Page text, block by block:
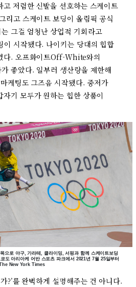
고 저렴한 신발을 선호하는 스케이트
리고 스케이트 보딩이 올림픽 공식
그걸 엄청난 상업적 기회라고
이 시작됐다. 나이키는 당대의 힙합
다. 오프화이트Off-White와의
좋았다. 일부러 생산량을 제한해
케팅도 그즈음 시작됐다. 중저가
기 모두가 원하는 힙한 상품이
으로 야구, 가라테, 클라이밍, 서핑과 함께 스케이트보딩
도 아리아케 어반 스포츠 파크에서 2021년 7월 25일부터
New York Times
?’를 완벽하게 설명해주는 건 아니다.